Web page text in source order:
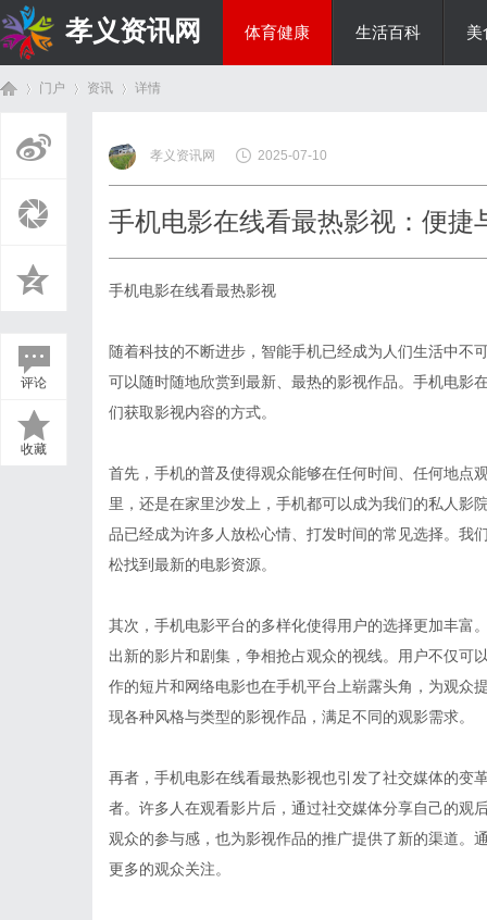
孝义资讯网 体育健康 生活百科 美
门户 资讯
›
详情
评论
收藏
孝义资讯网 2025-07-10
手机电影在线看最热影视：便捷
手机电影在线看最热影视
随着科技的不断进步，智能手机已经成为人们生活中不
可以随时随地欣赏到最新、最热的影视作品。手机电影
们获取影视内容的方式。
首先，手机的普及使得观众能够在任何时间、任何地点
里，还是在家里沙发上，手机都可以成为我们的私人影
品已经成为许多人放松心情、打发时间的常见选择。我
松找到最新的电影资源。
其次，手机电影平台的多样化使得用户的选择更加丰富
出新的影片和剧集，争相抢占观众的视线。用户不仅可
作的短片和网络电影也在手机平台上崭露头角，为观众
现各种风格与类型的影视作品，满足不同的观影需求。
再者，手机电影在线看最热影视也引发了社交媒体的变
者。许多人在观看影片后，通过社交媒体分享自己的观
观众的参与感，也为影视作品的推广提供了新的渠道。
更多的观众关注。